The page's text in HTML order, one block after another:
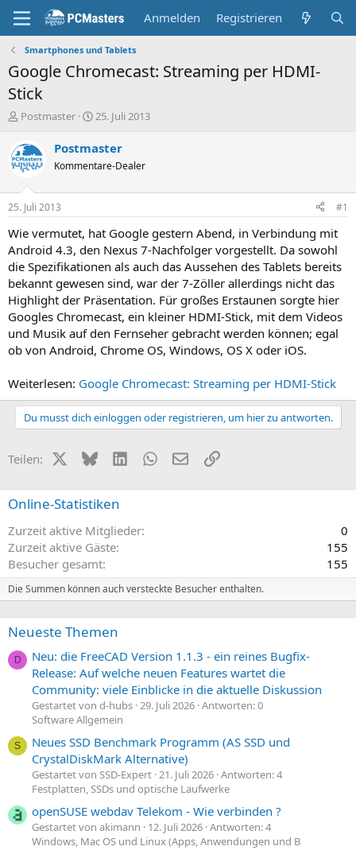
Anmelden Registrieren
Smartphones und Tablets
Google Chromecast: Streaming per HDMI-
Stick
E
s
t
e
e
r
Postmaster
E
s
e
t
a
25. Juli 2013
Postmaster
Kommentare-Dealer
25. Juli 2013 #1
Wie vermutet, hat Google gestern Abend, in Verbindung mit
Android 4.3, den Nexus 7-Nachfolger vorgestellt. Da sowohl
die Spezifikationen als auch das Aussehen des Tablets bereits
bekannt gewesen sind, war der 7-Zöller allerdings nicht das
Highlight der Präsentation. Für großes Erstaunen sorgte hier
Googles Chromecast, ein kleiner HDMI-Stick, mit dem Videos
und Musik auf den Fernseher gebracht werden können; egal
ob von Android, Chrome OS, Windows, OS X oder iOS.
Weiterlesen: Google Chromecast: Streaming per HDMI-Stick
Du musst dich einloggen oder registrieren, um hier zu antworten.
Teilen: X (Twitter)
BlueskyLinkedInWhatsApp
E-MailLink
Online-Statistiken
Zurzeit aktive Mitglieder
0
Zurzeit aktive Gäste
155
Besucher gesamt
155
Die Summen können auch versteckte Besucher enthalten.
Neueste Themen
D
Neu: die FreeCAD Version 1.1.3 - ein reines Bugfix-
Release: Auf welche neuen Features wartet die
Community: viele Einblicke in die aktuelle Diskussion
Gestartet von d-hubs 29. Juli 2026 Antworten: 0
Software Allgemein
S
Neues SSD Benchmark Programm (AS SSD und
CrystalDiskMark Alternative)
Gestartet von SSD-Expert 21. Juli 2026 Antworten: 4
Festplatten, SSDs und optische Laufwerke
openSUSE webdav Telekom - Wie verbinden ?
Gestartet von akimann 12. Juli 2026 Antworten: 4
Windows, Mac OS und Linux (Apps, Anwendungen und B